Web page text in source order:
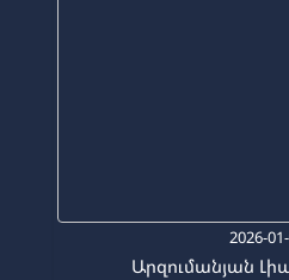
2026-
Արզումանյան